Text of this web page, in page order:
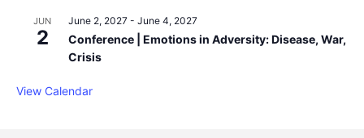
JUN
2
June 2, 2027 - June 4, 2027
Conference | Emotions in Adversity: Disease, War,
Crisis
View Calendar